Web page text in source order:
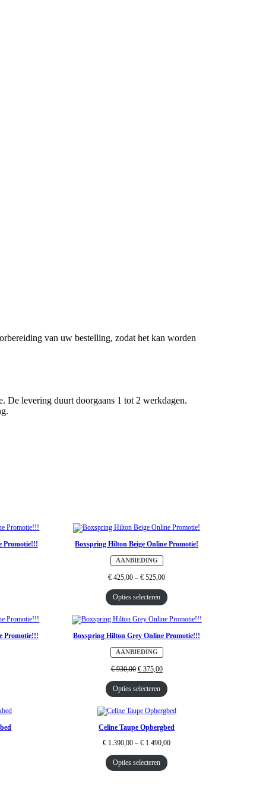
van uw bestelling, zodat het kan worden
De levering duurt doorgaans 1 tot 2 werkdagen.
Promotie!!! Boxspring Hilton Beige Online Promotie!
AANBIEDINGP
R
O
D
T
I
D
I
V
E
R
K
P
€ 425,00 –€ 525,00
Opties selecteren
Promotie!!! Boxspring Hilton Grey Online Promotie!!!
AANBIEDINGP
R
O
D
T
I
D
I
V
R
K
O
€930,00 €375,00
Opties selecteren
Celine Taupe Opbergbed
€ 1.390,00 –€ 1.490,00
Opties selecteren